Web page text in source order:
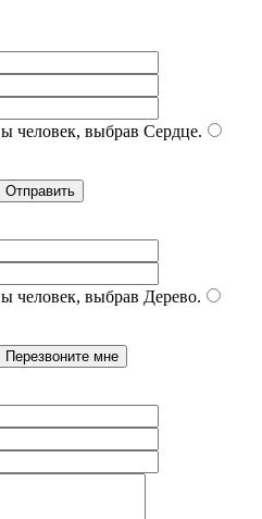
человек, выбрав Сердце.
человек, выбрав Дерево.